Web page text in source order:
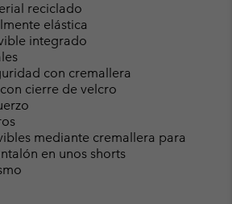
reciclado
elástica
integrado
con cremallera
cierre de velcro
mediante cremallera para
en unos shorts